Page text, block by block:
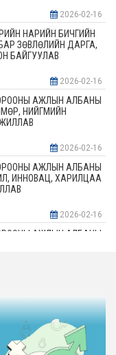
2026-02-16
НАРИЙН БИЧГИЙН
ЗӨВЛӨЛИЙН ДАРГА,
БАЙГУУЛАВ
2026-02-16
АЖЛЫН АЛБАНЫ
НИЙГМИЙН
2026-02-16
АЖЛЫН АЛБАНЫ
ИННОВАЦ, ХАРИЛЦАА
2026-02-16
АЖЛЫН АЛБАНЫ
АЖЛЫН АЛБАНЫ
БАРИЛГА, ОРОН
АЖИЛЛАВ
2026-02-16